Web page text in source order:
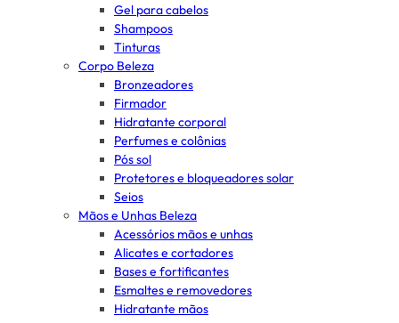
Gel para cabelos
Shampoos
Tinturas
Corpo Beleza
Bronzeadores
Firmador
Hidratante corporal
Perfumes e colônias
Pós sol
Protetores e bloqueadores solar
Seios
Mãos e Unhas Beleza
Acessórios mãos e unhas
Alicates e cortadores
Bases e fortificantes
Esmaltes e removedores
Hidratante mãos